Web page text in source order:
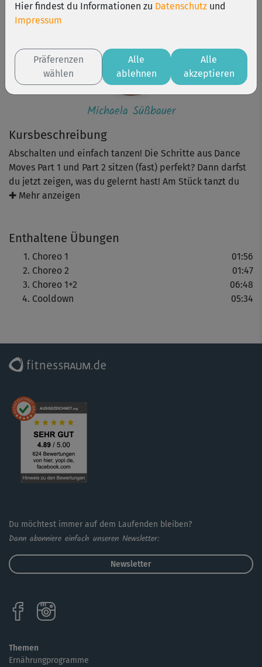
Kursbeschreibung
Abschalten und einfach tanzen! Die Schritte aus Dance
Moves Part 1 und Part 2 sitzen (fast) perfekt? Dann darfst
du jetzt zeigen, was du gelernt hast! Am Stück tanzt du
zusammen mit Michaela Süßbauer die beiden
✚ Mehr anzeigen
Enthaltene Übungen
Choreo 1
01:56
Choreo 2
01:47
Choreo 1+2
06:48
Cooldown
05:34
Michaela Süßbauer
Du möchtest immer auf dem Laufenden bleiben?
Dann abonniere einfach unseren Newsletter:
Newsletter
Themen
Ernährungprogramme
Hier findest du Informationen zu Datenschutz und
Impressum
Präferenzen
wählen
Alle
ablehnen
Alle
akzeptieren